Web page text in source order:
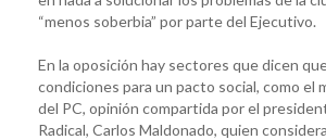
“menos soberbia” por parte del Ejecutivo.
En la oposición hay sectores que dicen
condiciones para un pacto social, como el
del PC, opinión compartida por el
Radical, Carlos Maldonado, quien